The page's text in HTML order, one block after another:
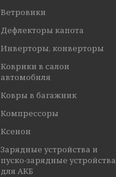
Ветровики
Дефлекторы капота
Инверторы, конверторы
Коврики в салон
автомобиля
Ковры в багажник
Компрессоры
Ксенон
Зарядные устройства и
пуско-зарядные устройства
для АКБ